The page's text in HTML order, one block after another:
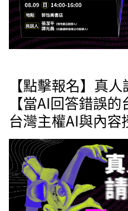
【點擊報名】真
【當AI回答錯誤
台灣主權AI與內容